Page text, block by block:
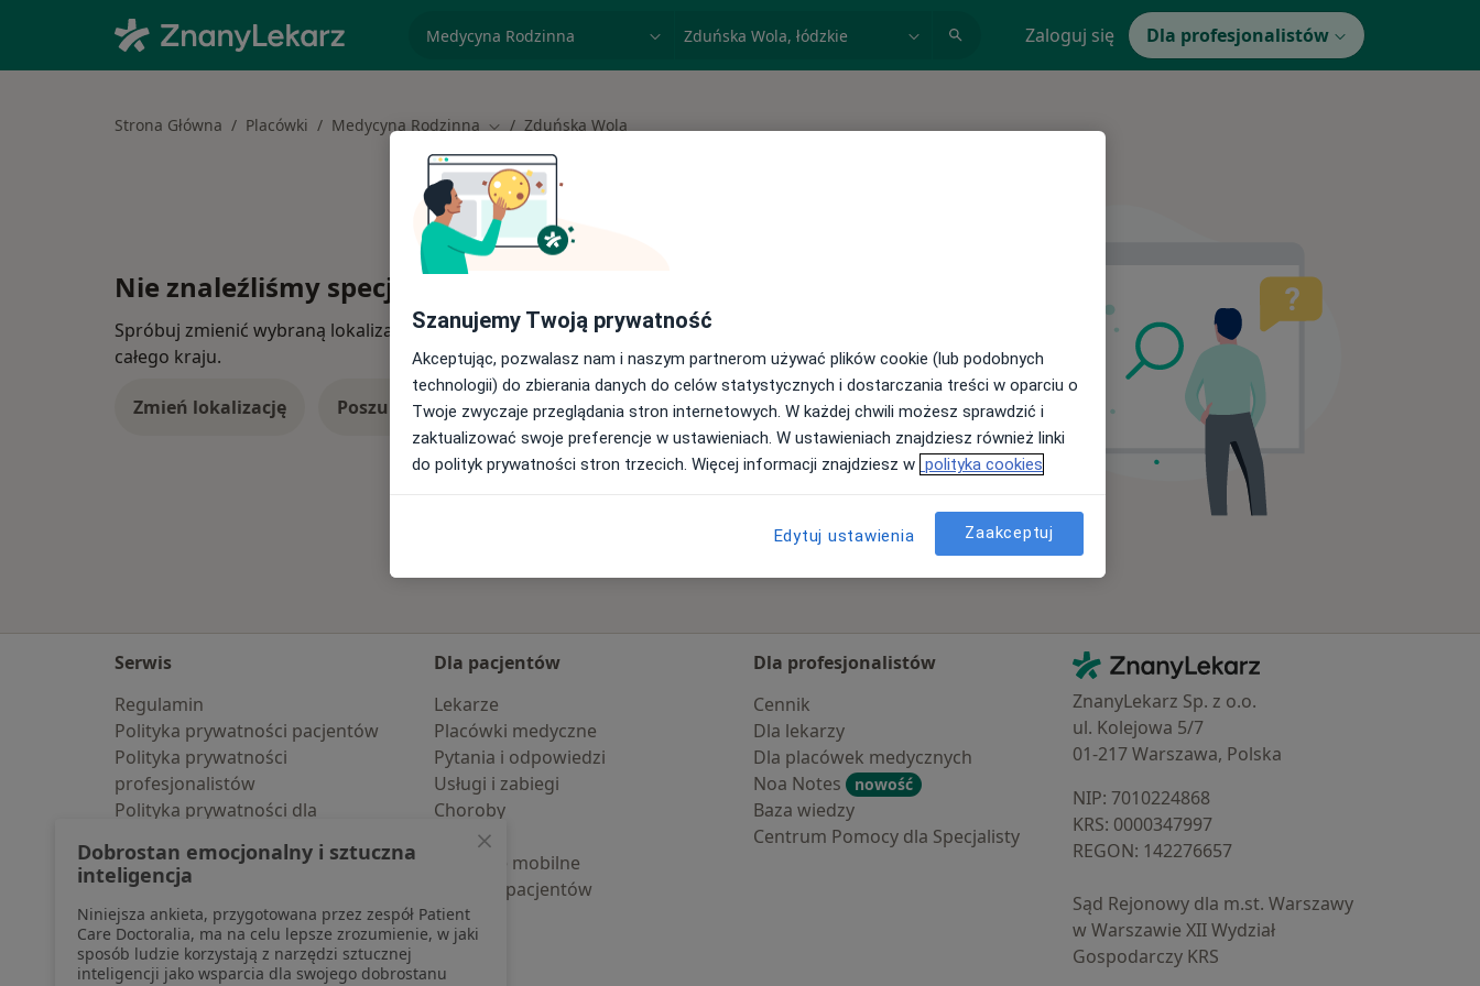
specjalizacja, badanie lub nazwiskomiasto lub dzielnica Zaloguj się Dla profesjonalistów
Strona Główna Placówki Medycyna Rodzinna Zmień miasto
Zduńska Wola
Nie znaleźliśmy specjalistów spełniających podane kryteria
Spróbuj zmienić wybraną lokalizację lub wypróbuj konsultacje online ze specjalistami z
całego kraju.
Zmień lokalizację Poszukaj konsultacji online
Serwis
Regulamin
Polityka prywatności pacjentów
Polityka prywatności
profesjonalistów
Polityka prywatności dla
pozyskaliśmy samodzielnie
Polityka cookies
Jak działają wyniki wyszukiwania
Dostępność
O nas
Dla pacjentów
Lekarze
Placówki medyczne
Pytania i odpowiedzi
Usługi i zabiegi
Choroby
Pomoc
Aplikacje mobilne
Blog dla pacjentów
Dla profesjonalistów
Cennik
Dla lekarzy
Dla placówek medycznych
Noa Notes
nowość
Baza wiedzy
Centrum Pomocy dla Specjalisty
Kontakt
ZnanyLekarz - Strona główna
ZnanyLekarz Sp. z o.o.
ul. Kolejowa 5/7
01-217 Warszawa, Polska
NIP: ⁠7010224868
KRS: ⁠0000347997
REGON: ⁠142276657
Sąd Rejonowy dla m.st. Warszawy
w Warszawie XII Wydział
Gospodarczy KRS
Szanujemy Twoją prywatność
Akceptując, pozwalasz nam i naszym partnerom używać plików cookie (lub podobnych
technologii) do zbierania danych do celów statystycznych i dostarczania treści w oparciu o
Twoje zwyczaje przeglądania stron internetowych. W każdej chwili możesz sprawdzić i
zaktualizować swoje preferencje w ustawieniach. W ustawieniach znajdziesz również linki
do polityk prywatności stron trzecich. Więcej informacji znajdziesz w polityka cookies
Edytuj ustawienia Zaakceptuj
Dobrostan emocjonalny i sztuczna
inteligencja
Niniejsza ankieta, przygotowana przez zespół Patient
Care Doctoralia, ma na celu lepsze zrozumienie, w jaki
sposób ludzie korzystają z narzędzi sztucznej
inteligencji jako wsparcia dla swojego dobrostanu